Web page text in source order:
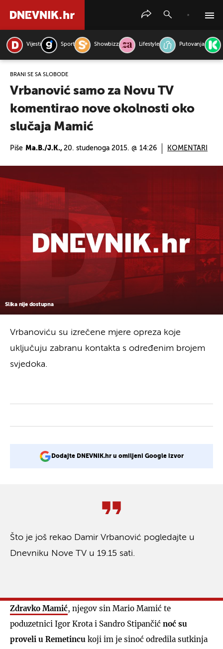
Vijesti Sport Showbizz Lifestyle Putovanja
BRANI SE SA SLOBODE
Vrbanović samo za Novu TV
komentirao nove okolnosti oko
slučaja Mamić
Piše Ma.B./J.K., 20. studenoga 2015. @ 14:26 KOMENTARI
Slika nije dostupna
Vrbanoviću su izrečene mjere opreza koje
uključuju zabranu kontakta s određenim brojem
svjedoka.
Dodajte DNEVNIK.hr u omiljeni Google izvor
Što je još rekao Damir Vrbanović pogledajte u
Dnevniku Nove TV u 19.15 sati.
Zdravko Mamić, njegov sin Mario Mamić te
poduzetnici Igor Krota i Sandro Stipančić noć su
proveli u Remetincu koji im je sinoć odredila sutkinja
PRETRAŽITE VIJESTI